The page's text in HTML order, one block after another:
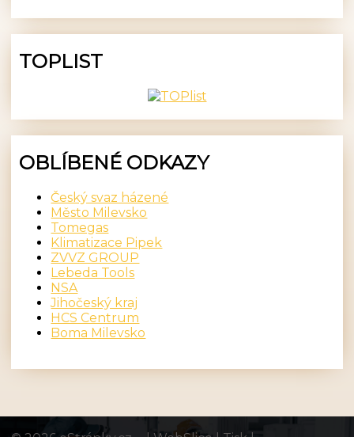
TOPLIST
OBLÍBENÉ ODKAZY
Český svaz házené
Město Milevsko
Tomegas
Klimatizace Pipek
ZVVZ GROUP
Lebeda Tools
NSA
Jihočeský kraj
HCS Centrum
Boma Milevsko